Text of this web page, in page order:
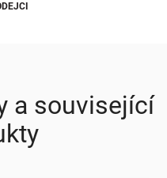
a související